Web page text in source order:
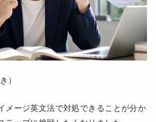
）
メージ英文法で対処できることが分か